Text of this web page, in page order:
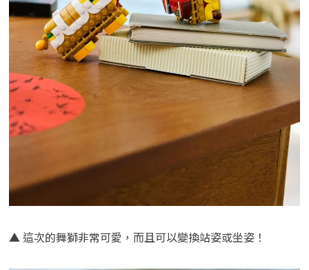
▲ 這次的舞獅非常可愛，而且可以變換站姿或坐姿！